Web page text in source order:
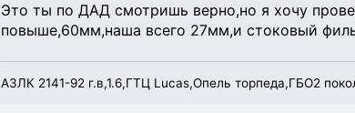
Это ты по ДАД смотришь верно,но я хочу
повыше,60мм,наша всего 27мм,и стоковый
АЗЛК 2141-92 г.в,1.6,ГТЦ Lucas,Опель торпеда,ГБО2